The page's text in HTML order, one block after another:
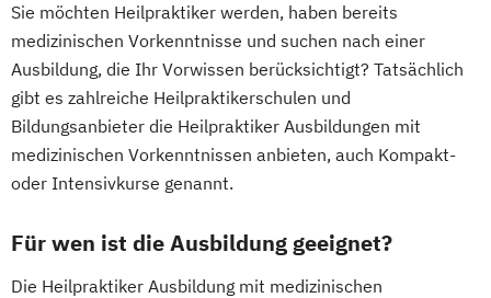
Sie möchten Heilpraktiker werden, haben bereits
medizinischen Vorkenntnisse und suchen nach einer
Ausbildung, die Ihr Vorwissen berücksichtigt? Tatsächlich
gibt es zahlreiche Heilpraktikerschulen und
Bildungsanbieter die Heilpraktiker Ausbildungen mit
medizinischen Vorkenntnissen anbieten, auch Kompakt-
oder Intensivkurse genannt.
Für wen ist die Ausbildung geeignet?
Die Heilpraktiker Ausbildung mit medizinischen